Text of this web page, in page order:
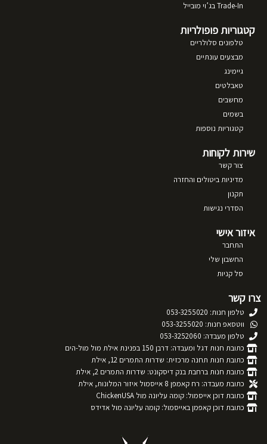
Trade-In בג’וי מובייל
קטגוריות פופולריות
טלפונים סלולריים
מבצעים עונתיים
גיימינג
טאבלטים
מחשבים
בשמים
קטגוריות נוספות
שירות לקוחות
צור קשר
מדיניות ביטולים והחזרה
תקנון
הסדרי נגישות
איזור אישי
התחבר
החשבון שלי
סל קניות
צרו קשר
טלפון חנות: 053-3255020
ווטסאפ חנות: 053-3255020
טלפון מעבדה: 053-3252060
כתובת חנות דגל ומעבדה: דרבן 150 בפנינת אילת מול מול-הים
כתובת חנות תחנה מרכזית: שדרות התמרים 12, אילת
כתובת חנות ברחבת בנק דיסקונט: שדרות התמרים 2, אילת
כתובת מעבדה: רח קאמפן 8 אייסמול איזור המלונות, אילת
כתובת דוכן אייסמול: קומה עליונה מול ChickenUSA
כתובת דוכן קאפמן באייסמול: קומה עליונה מול אדידס